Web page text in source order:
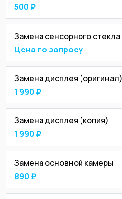
500 ₽
Замена сенсорного стекла
Цена по запросу
Замена дисплея (оригинал)
1 990 ₽
Замена дисплея (копия)
1 990 ₽
Замена основной камеры
890 ₽